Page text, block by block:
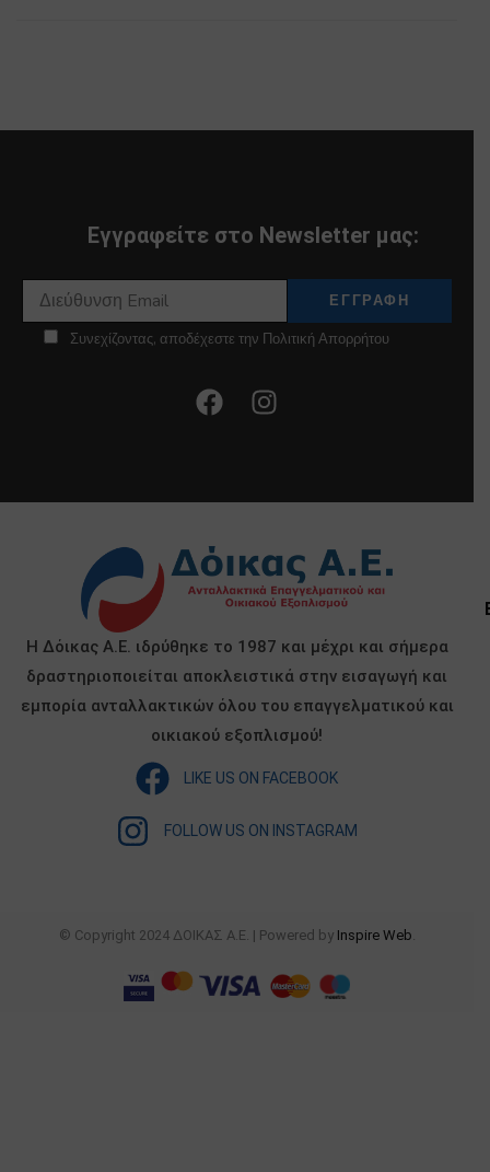
Εγγραφείτε στο Newsletter μας:
Συνεχίζοντας, αποδέχεστε την Πολιτική Απορρήτου
Η Δόικας Α.Ε. ιδρύθηκε το 1987 και μέχρι και σήμερα
δραστηριοποιείται αποκλειστικά στην εισαγωγή και
εμπορία ανταλλακτικών όλου του επαγγελματικού και
οικιακού εξοπλισμού!
LIKE US ON FACEBOOK
FOLLOW US ON INSTAGRAM
© Copyright 2024 ΔΟΙΚΑΣ Α.Ε. | Powered by Inspire Web